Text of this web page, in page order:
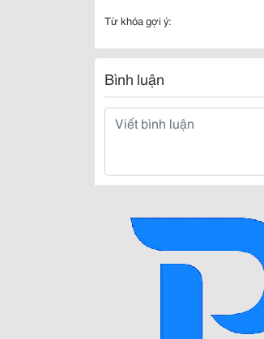
Từ khóa gợi ý:
Bình luận